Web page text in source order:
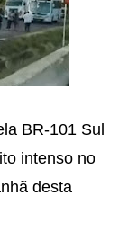
BR-101 Sul
intenso no
desta